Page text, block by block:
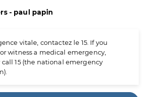
- paul papin
vitale, contactez le 15. If you
witness a medical emergency,
15 (the national emergency